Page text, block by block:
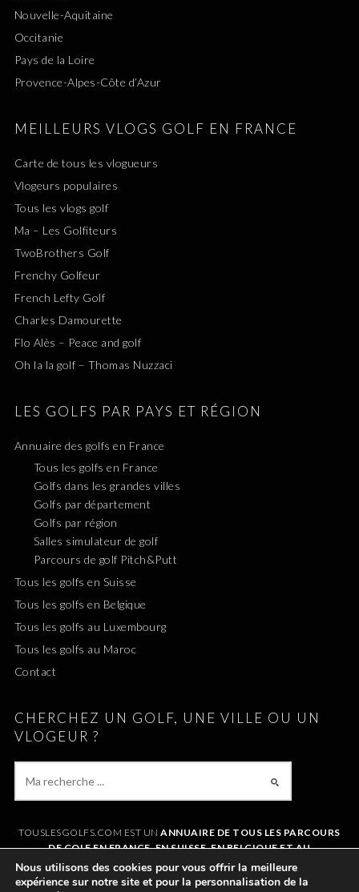
Nouvelle-Aquitaine
Occitanie
Pays de la Loire
Provence-Alpes-Côte d’Azur
MEILLEURS VLOGS GOLF EN FRANCE
Carte de tous les vlogueurs
Vlogeurs populaires
Tous les vlogs golf
Ma – Les Golfiteurs
TwoBrothers Golf
Frenchy Golfeur
French Lefty Golf
Charles Damourette
Flo Alès – Peace and golf
Oh la la golf – Thomas Nuzzaci
LES GOLFS PAR PAYS ET RÉGION
Annuaire des golfs en France
Tous les golfs en France
Golfs dans les grandes villes
Golfs par département
Golfs par région
Salles simulateur de golf
Parcours de golf Pitch&Putt
Tous les golfs en Suisse
Tous les golfs en Belgique
Tous les golfs au Luxembourg
Tous les golfs au Maroc
Contact
CHERCHEZ UN GOLF, UNE VILLE OU UN
VLOGEUR ?
TOUSLESGOLFS.COM EST UNANNUAIRE DE TOUS LES PARCOURS
DE GOLF EN FRANCE, EN SUISSE, EN BELGIQUE ET AU
LUXEMBOURG
. IL VOUS PERMET DE TROUVER UN GOLF AUTOUR DE
CHEZVOUS OU LORS DE VOS VACANCES. LE SITE RÉFÉRENCE
Nous utilisons des cookies pour vous offrir la meilleure
expérience sur notre site et pour la personnalisation de la